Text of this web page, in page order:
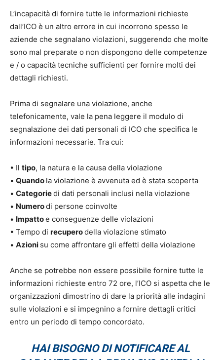
L’incapacità di fornire tutte le informazioni richieste
dall’ICO è un altro errore in cui incorrono spesso le
aziende che segnalano violazioni, suggerendo che molte
sono mal preparate o non dispongono delle competenze
e / o capacità tecniche sufficienti per fornire molti dei
dettagli richiesti.
Prima di segnalare una violazione, anche
telefonicamente, vale la pena leggere il modulo di
segnalazione dei dati personali di ICO che specifica le
informazioni necessarie. Tra cui:
• Il tipo, la natura e la causa della violazione
• Quando la violazione è avvenuta ed è stata scoperta
• Categoriedi dati personali inclusi nella violazione
• Numerodi persone coinvolte
• Impattoe conseguenze delle violazioni
• Tempo di recuperodella violazione stimato
• Azioni su come affrontare gli effetti della violazione
Anche se potrebbe non essere possibile fornire tutte le
informazioni richieste entro 72 ore, l’ICO si aspetta che le
organizzazioni dimostrino di dare la priorità alle indagini
sulle violazioni e si impegnino a fornire dettagli critici
entro un periodo di tempo concordato.
HAI BISOGNO DI NOTIFICARE AL